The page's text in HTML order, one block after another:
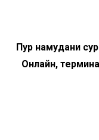
Пур намудани
Онлайн,